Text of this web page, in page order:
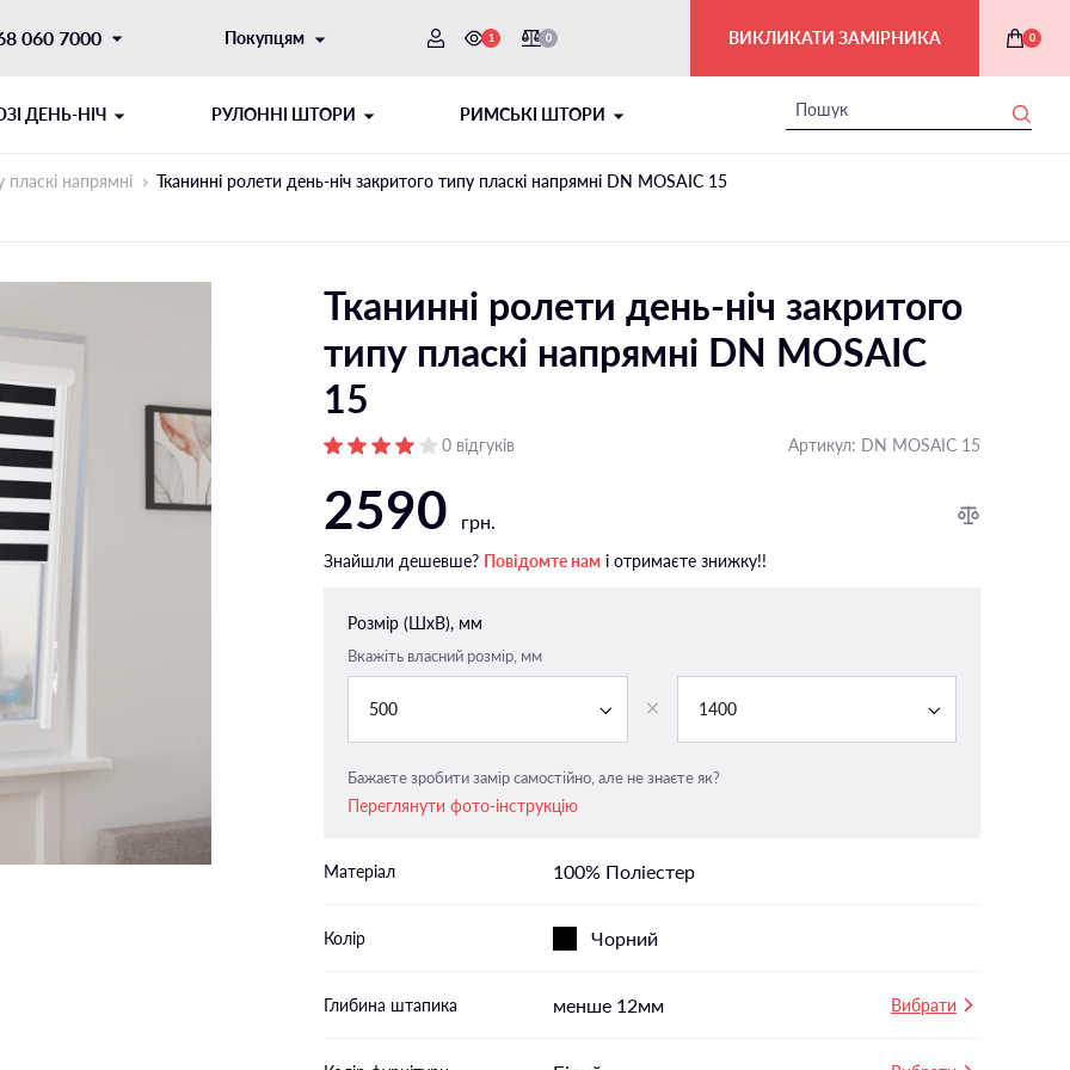
060 7000 Покупцям 1 0 ВИКЛИКАТИ ЗАМІРНИКА 0
ДЕНЬ-НІЧ РУЛОННІ ШТОРИ
ТИПУ
напрямні
напрямні
РУЛОННІ ШТОРИ ДЕНЬ-НІЧ
Відкритого типу на стулку
Відкритого типу на отвір
Закритого типу п-подібні
Закритого типу пласкі напрямні
РИМСЬКІ ШТОРИ
ШНУРОВИЙ МЕХАНІЗМ
На панорамні вікна
У дитячу
У спальню
пласкі напрямні Тканинні ролети день-ніч закритого типу пласкі напрямні DN MOSAIC 15
Тканинні ролети день-ніч закритого
типу пласкі напрямні DN MOSAIC
15
0 відгуків Артикул: DN MOSAIC 15
2590 грн.
Знайшли дешевше? Повідомте нам і отримаєте знижку!!
Розмір (ШxВ), мм
Вкажіть власний розмір, мм
500 1400
Бажаєте зробити замір самостійно, але не знаєте як?
Переглянути фото-інструкцію
Матеріал 100% Поліестер
Колір Чорний
Глибина штапика менше 12мм Вибрати